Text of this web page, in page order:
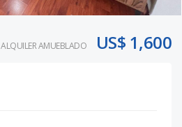
ALQUILER AMUEBLADO US$ 1,600